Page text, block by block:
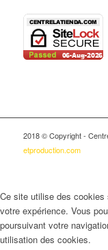
2018 © Copyright -
etproduction.com
Ce site utilise des
votre expérience. Vous
poursuivant votre
utilisation des cookies.